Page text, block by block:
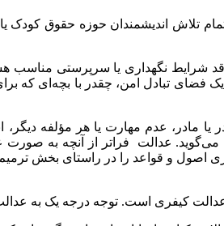
تلاش اندیشمندان حوزه حقوق کودک
نگهداری یا سرپرستی مناسب
تبادل امن، چقدر با بچه‌ای که برای
مادر، عدم مهارت یا هر مؤلفه دیگر،
می‌گوید. عدالت فراتر از آنچه به
اصول و قواعد را در راستای بخش
کیفری است. توجه درجه یک به